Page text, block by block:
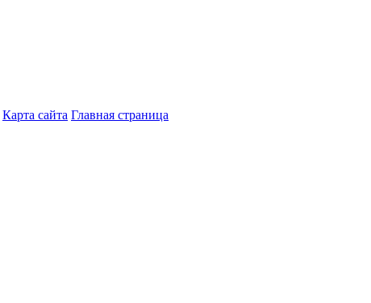
Карта сайта Главная страница